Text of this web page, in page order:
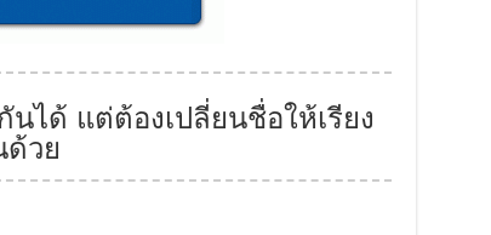
ได้ แต่ต้องเปลี่ยนชื่อให้เรียง
ด้วย